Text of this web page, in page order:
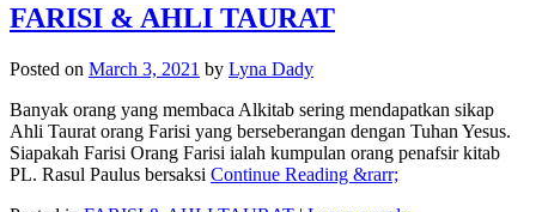
FARISI & AHLI TAURAT
Posted on March 3, 2021 by Lyna Dady
Banyak orang yang membaca Alkitab sering mendapatkan sikap
Ahli Taurat orang Farisi yang berseberangan dengan Tuhan Yesus.
Siapakah Farisi Orang Farisi ialah kumpulan orang penafsir kitab
PL. Rasul Paulus bersaksi Continue Reading &rarr;